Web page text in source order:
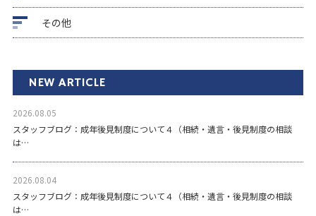
その他
NEW ARTICLE
2026.08.05
スタッフブログ：成年後見制度について４（相続・遺言・後見制度の相談
は…
2026.08.04
スタッフブログ：成年後見制度について４（相続・遺言・後見制度の相談
は…